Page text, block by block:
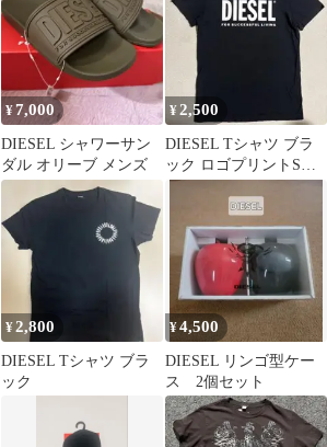
¥ 7,000
DIESEL シャワーサン
ダル オリーブ メンズ
¥2,500
DIESEL Tシャツ ブラ
ック ロゴプリントSサ
イズ
¥2,800
DIESEL Tシャツ ブラ
ック
¥4,500
DIESEL リンゴ型ケー
ス 2個セット